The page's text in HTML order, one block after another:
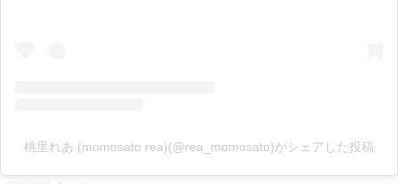
桃里れあ (momosato rea)(@rea_momosato)がシェアした投稿